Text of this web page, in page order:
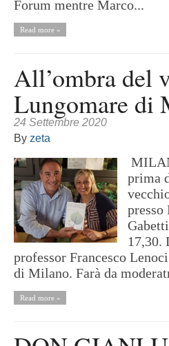
Forum mentre Marco...
Read more »
All’ombra del
Lungomare di
24 Settembre 2020
By zeta
prima
presso
17,30.
professor Francesco
di Milano. Farà da
Read more »